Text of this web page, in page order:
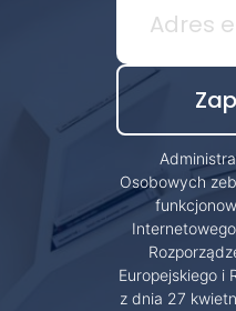
Osobowych
Europejskiego i
z dnia 27